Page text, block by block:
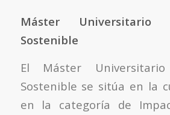
Máster Universitario
Sostenible
El Máster
Sostenible se sitúa en la
en la categoría de